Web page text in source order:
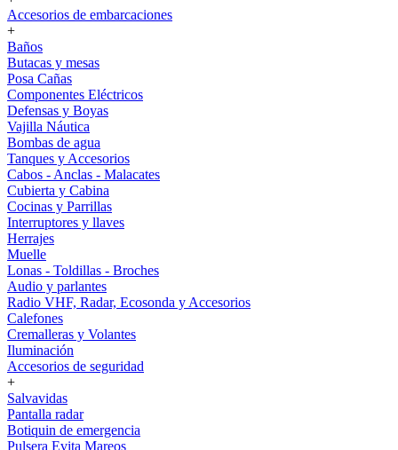
Accesorios de embarcaciones
+
Baños
Butacas y mesas
Posa Cañas
Componentes Eléctricos
Defensas y Boyas
Vajilla Náutica
Bombas de agua
Tanques y Accesorios
Cabos - Anclas - Malacates
Cubierta y Cabina
Cocinas y Parrillas
Interruptores y llaves
Herrajes
Muelle
Lonas - Toldillas - Broches
Audio y parlantes
Radio VHF, Radar, Ecosonda y Accesorios
Calefones
Cremalleras y Volantes
Iluminación
Accesorios de seguridad
+
Salvavidas
Pantalla radar
Botiquin de emergencia
Pulsera Evita Mareos